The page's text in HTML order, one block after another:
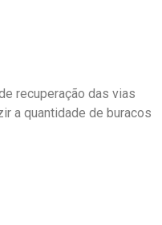
recuperação das vias
a quantidade de buracos